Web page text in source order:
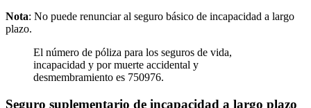
Nota: No puede renunciar al seguro básico de incapacidad a largo
plazo.
El número de póliza para los seguros de vida,
incapacidad y por muerte accidental y
desmembramiento es 750976.
Seguro suplementario de incapacidad a largo plazo